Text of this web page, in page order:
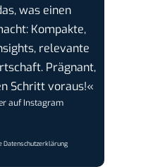
was einen
Kompakte,
relevante
Prägnant,
Schritt voraus!«
auf Instagram
Datenschutzerklärung